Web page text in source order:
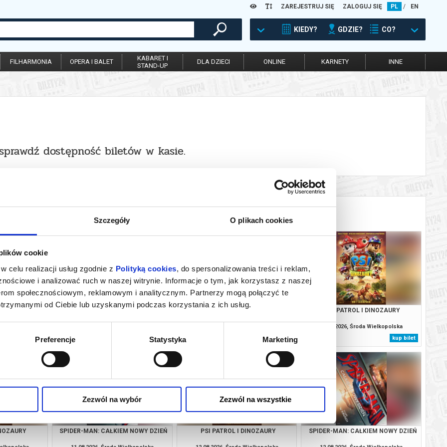
Szczegóły O plikach cookies
cookie
celu realizacji usług zgodnie z Polityką cookies, do spersonalizowania treści i reklam,
i analizować ruch w naszej witrynie. Informacje o tym, jak korzystasz z naszej
społecznościowym, reklamowym i analitycznym. Partnerzy mogą połączyć te
od Ciebie lub uzyskanymi podczas korzystania z ich usług.
Preferencje Statystyka Marketing
Zezwól na wybór Zezwól na wszystkie
ZAREJESTRUJ SIĘ ZALOGUJ SIĘ PL / EN
KIEDY? GDZIE? CO?
FILHARMONIA OPERA I BALET
KABARET I
STAND-UP
DLA DZIECI ONLINE KARNETY INNE
dostępność biletów w kasie.
NOWY DZIEŃ
kup bilet
PSI PATROL I DINOZAURY
kup bilet
SPIDER-MAN: CAŁKIEM NOWY DZIEŃ
kup bilet
PSI PATROL I DINOZAURY
09.08.2026, Środa Wielkopolska
kup bilet
SPIDER-MAN: CAŁKIEM NOWY DZIEŃ PSI PATROL I DINOZAURY SPIDER-MAN: CAŁKIEM NOWY DZIEŃ